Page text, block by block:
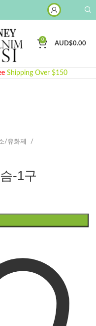
0
AUD$0.00
Shipping Over $150
/유화제
-1구